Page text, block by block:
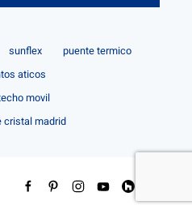
sunflex
puente termico
aticos
movil
cristal madrid